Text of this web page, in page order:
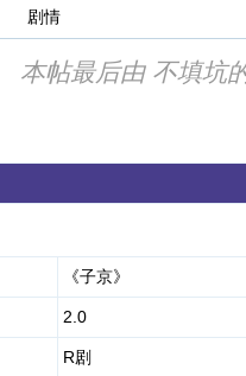
剧情
本帖最后由 不填坑
《子京》
2.0
R剧